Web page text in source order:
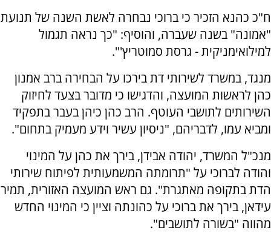
ח"כ כהנא הזכיר כי ברוכי נבחרה לאשת השנה של תנועת
"אמונה" בשנה שעברה, והוסיף: "כך נראה תגמול
למילואימניקית - גרסת סמוטריץ'".
מנגד, במשרד לשירותי דת בירכו על הבחירה ברב אמנון
כהן לראשות המועצה, והדגישו כי מדובר בצעד לחיזוק
השירותים לתושבי העוטף. הרב כהן כיהן בעבר בתפקיד
ומביא עמו, לדבריהם, "ניסיון עשיר וידע מעמיק בתחום".
מנכ"ל המשרד, יהודה אבידן, בירך את כהן על המינוי
והודה לברוכי על "תרומתה המשמעותית לפיתוח שירותי
הדת בתקופה מאתגרת". גם ראש המועצה האזורית, תמיר
עידאן, בירך את ברוכי על כהונתה וציין כי המינוי החדש
מהווה "בשורה לתושבים".